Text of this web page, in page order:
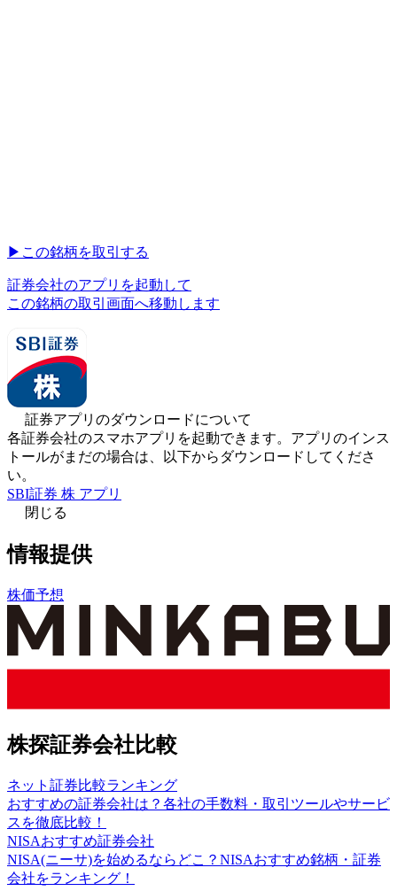
▶︎ この銘柄を取引する
証券会社のアプリを起動して
この銘柄の取引画面へ移動します
証券アプリのダウンロードについて
各証券会社のスマホアプリを起動できます。アプリのインス
トールがまだの場合は、以下からダウンロードしてくださ
い。
SBI証券 株 アプリ
閉じる
情報提供
株価予想
株探証券会社比較
ネット証券比較ランキング
おすすめの証券会社は？各社の手数料・取引ツールやサービ
スを徹底比較！
NISAおすすめ証券会社
NISA(ニーサ)を始めるならどこ？NISAおすすめ銘柄・証券
会社をランキング！